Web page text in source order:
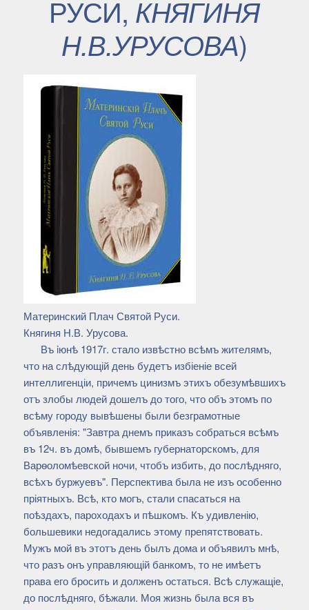
РУСИ, КНЯГИНЯ
Н.В.УРУСОВА)
Материнский Плач Святой Руси.
Княгиня Н.В. Урусова.
Въ iюнѣ 1917г. стало извѣстно всѣмъ жителямъ,
что на слѣдующій день будетъ избіеніе всей
интеллигенціи, причемъ цинизмъ этихъ обезумѣвшихъ
отъ злобы людей дошелъ до того, что объ этомъ по
всѣму городу вывѣшены были безграмотные
объявленія: "Завтра днемъ приказъ собраться всѣмъ
въ 12ч. въ домѣ, бывшемъ губернаторскомъ, для
Варѳоломѣевской ночи, чтобъ избить, до послѣдняго,
всѣхъ буржуевъ". Перспектива была не изъ особенно
пріятныхъ. Всѣ, кто могъ, стали спасаться на
поѣздахъ, пароходахъ и пѣшкомъ. Къ удивленію,
большевики недогадались этому препятствовать.
Мужъ мой въ этотъ день былъ дома и объявилъ мнѣ,
что разъ онъ управляющій банкомъ, то не имѣетъ
права его бросить и долженъ остаться. Всѣ служащіе,
до послѣдняго, бѣжали. Моя жизнь была вся въ